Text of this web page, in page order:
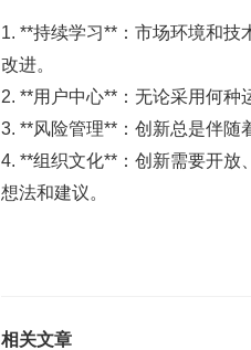
1. **持续学习**：市场环境和
改进。
2. **用户中心**：无论采用何种
3. **风险管理**：创新总是伴随
4. **组织文化**：创新需要开放
想法和建议。
相关文章